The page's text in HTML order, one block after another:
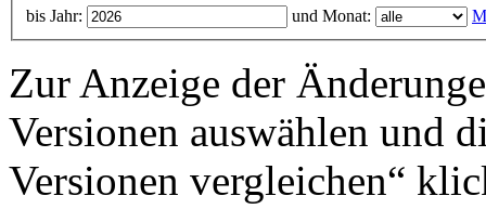
bis Jahr:
und Monat:
Zur Anzeige der
Versionen auswählen und
Versionen vergleichen“